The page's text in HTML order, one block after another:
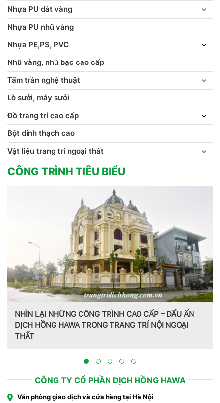
Nhựa PU dát vàng
Nhựa PU nhũ vàng
Nhựa PE,PS, PVC
Nhũ vàng, nhũ bạc cao cấp
Tấm trần nghệ thuật
Lò sưởi, máy sưởi
Đồ trang trí cao cấp
Bột dính thạch cao
Vật liệu trang trí ngoại thất
CÔNG TRÌNH TIÊU BIỂU
CÔNG TY CỔ PHẦN DỊCH HỒNG HAWA
Văn phòng giao dịch và cửa hàng tại Hà Nội